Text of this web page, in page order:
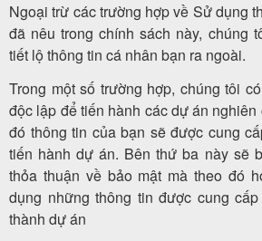
Ngoại trừ các trường hợp về Sử dụng
đã nêu trong chính sách này, chúng
tiết lộ thông tin cá nhân bạn ra ngoài.
Trong một số trường hợp, chúng tôi
độc lập để tiến hành các dự án
đó thông tin của bạn sẽ được cung
tiến hành dự án. Bên thứ ba này sẽ
thỏa thuận về bảo mật mà theo đó
dụng những thông tin được cung
thành dự án